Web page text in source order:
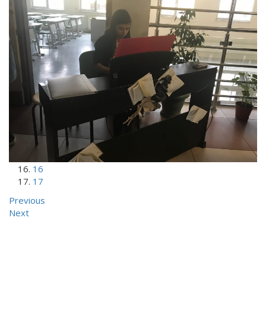
3
4
5
6
7
8
9
10
11
12
13
14
16
17
Previous
Next